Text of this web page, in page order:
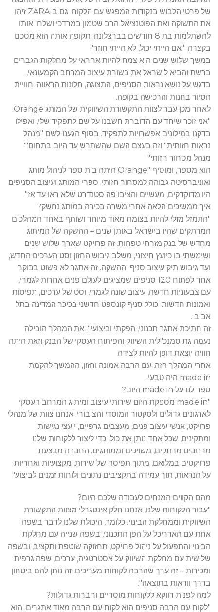
של פרטי הלבוש בנקודות המפגש עם הלקוח. גם ב-ZARA זיהו
את התשוקה ואת הפוטנציאל הרב שטמון במרדכי ושלחו אותו
להשתלמות בת 8 חודשים בברצלונה; תקופה אותה הוא מסכם
בקצרה: "אם הייתי יכול, לא הייתי חוזר".
במשך שלוש שנים הוא צמח להיות אחראי על מחלקות הגברים
ברשת והביא לישראל את בשורת עיצוב המרחב הקמעונאי,
בדגש על נושא נראות הסניפים, התצוגה, חלונות הראווה, חוויית
הסיור בחנות והרכישה בקופה.
לאחר מכן עבר לצוות התקשורת השיווקית של המותג Orange.
"אני זוכר שיחד עם הדוברת חשבנו על שם לתפקיד שלי, ואפילו
בדקנו במילונים אפשרויות לתפקיד. בסוף הגענו לשם "מנהל
נראות חזותית" וזה בעצם השם שהשתרש עד היום בתחום'"
מנהל מסחור חזותי"
הוא מספר, ומוסיף "Orange היתה בית ספר לניהול מותג
ואוניברסיטה גבוהה למסחור חזותי. ספרי המותג ועיצוב הסניפים
היו מדוקדקים, מעשיים והציבו פה סטנדרט שלא ראו עד אז".
איך ממשיכים הלאה אחרי משרה בכירה במותג נחשק?
"התמזל מזלי להיות בצומת מאוד מיוחד ושותף באחד המהלכים
המרתקים שהיו בישראל באותן שנים – ההשקה של המיתוג
מחדש של בנק מזרחי טפחות. זה פרויקט שארך שלוש שנים
ושימשתי בו כיועץ חיצוני, משלב גיבוש החזון וסט הערכים החדש,
ועד גיבוש תיק עיצוב סניף וההשקה. זה אתגר לא פשוט בבוקר
אחד לפתוח 120 סניפים שמציגים לעולם פנים אחרות לגמרי,
עם צבעוניות חדשה, עיצוב שונה לגמרי, וסט של ערכים, תפיסות
ואמונות חדשות. כולל סניף קונספט חדשני בכיכר המדינה בתל
אביב .
זה חתיכת אתגר תכנוני, הפקתי וביצועי". את המהלך הובילה
נעמה גת סמנכ"לית השיווק והפיתוח העסקי של הבנק וזאת היתה
חוויה יוצאת דופן להיות לצידה.
אחרי המהלך הזה, עם הרבה אמונה וחזון, ההמשך להקמת
made in היה טבעי.
ספר לנו על made in היום?
"made in מספקת היום שירותי עיצוב ומיתוג המרחב העסקי
לארגונים גדולים ולסקטור המוסדי והציבורי. אנחנו צוות של מנהלי
פרויקט, אנשי עיצוב פנים, מעצבים גרפיים, יועצי נגישות
ומתקינים, שכל אחד נותן את כולו כדי ליצור ללקוחות שלנו
מרחבים מרתקים, משויכים וממותגים. החברה מבצעת
פרויקטים במלואם, מתוך תפיסה של שירות, מקצועיות ואחריות
על הנראות, תוך עמידה בתקציבים נתונים ולוחות זמנים לביצוע"
מהם הקווים המנחים לעבודה שלכם היום?
"עבור הלקוחות שלנו, אנחנו חלק אינטגרלי מצוות התקשורת
השיווקית וממחלקת הבינוי. כלומר, היכולת שלנו לדבר בשפה
אחת עם האדריכל על הפן התכנוני, בשפה שנייה עם מחלקת
הבינוי והתפעול על ניהול פרויקט, תחזוקה שוטפת ותקציב, ובשפה
שלישית עם מחלקת השיווק על אסטרטגיה, ערכים, שפה גרפית
ומכירות – זה ערך שהרבה לקוחות מעריכים. זה נותן להם ביטחון
בדרך וודאות בתוצאה".
למה לפנות דווקא ללקוחות מוסדיים וחברות גדולות?
"לקוח עם הרבה סניפים הוא לקוח עם הרבה מאוד אתגרים. הוא